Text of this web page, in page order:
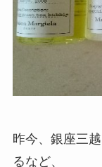
昨今、銀座三
るなど、